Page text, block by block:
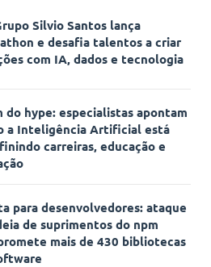
Silvio Santos lança
e desafia talentos a criar
com IA, dados e tecnologia
do hype: especialistas apontam
a Inteligência Artificial está
carreiras, educação e
para desenvolvedores: ataque
de suprimentos do npm
mais de 430 bibliotecas